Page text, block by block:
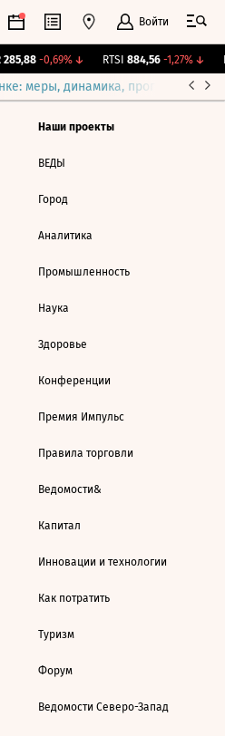
Войти
-0,69%↓ RTSI 884,56 -1,27%↓
меры, динамика, прогнозы
Наши проекты
ВЕДЫ
Город
Аналитика
Промышленность
Наука
Здоровье
Конференции
Премия Импульс
Правила торговли
Ведомости&
Капитал
Инновации и технологии
Как потратить
Туризм
Форум
Ведомости Северо-Запад